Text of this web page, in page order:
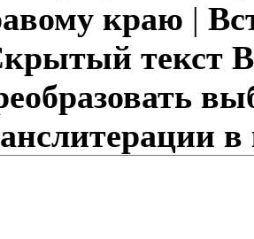
краю |
текст